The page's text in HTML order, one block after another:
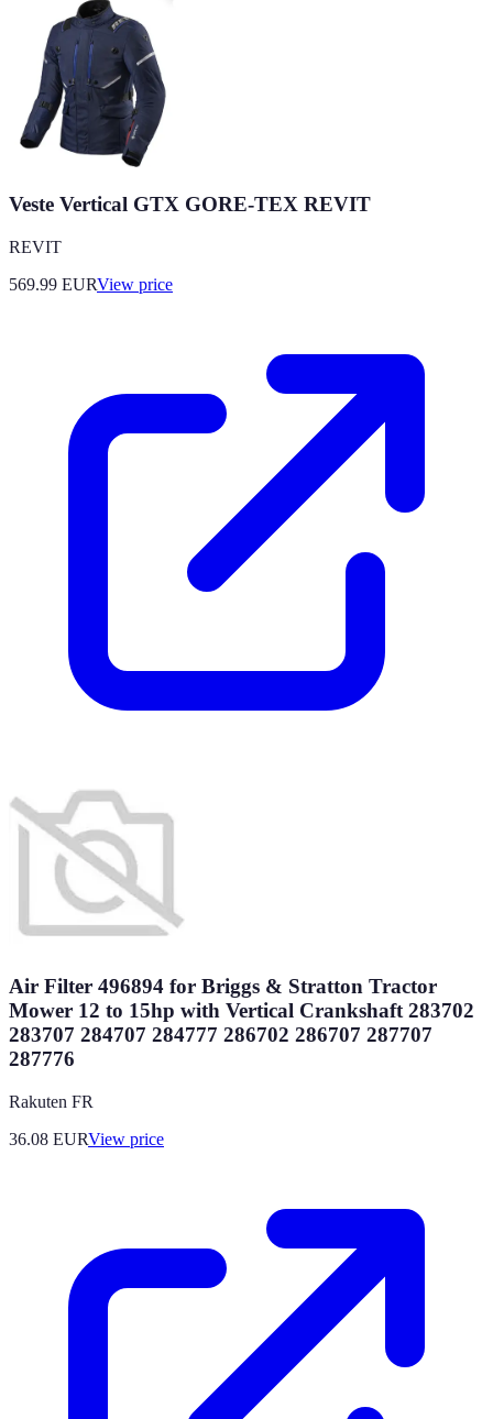
Veste Vertical GTX GORE-TEX REVIT
REVIT
569.99 EURView price
Air Filter 496894 for Briggs & Stratton Tractor
Mower 12 to 15hp with Vertical Crankshaft 283702
283707 284707 284777 286702 286707 287707
287776
Rakuten FR
36.08 EURView price